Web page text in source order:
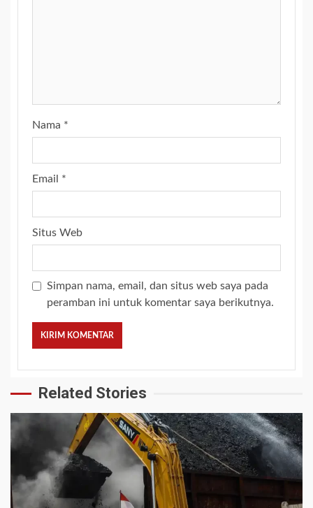
Nama *
Email *
Situs Web
Simpan nama, email, dan situs web saya pada
peramban ini untuk komentar saya berikutnya.
Related Stories